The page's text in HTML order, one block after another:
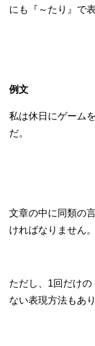
にも『～たり』で
例文
私は休日にゲーム
だ。
文章の中に同類の
ければなりません。
ただし、1回だけ
ない表現方法もあり